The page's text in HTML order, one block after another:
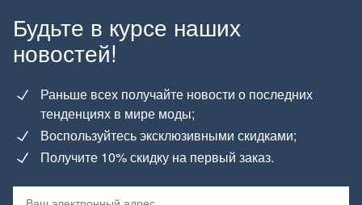
Будьте в курсе наших
новостей!
Раньше всех получайте новости о последних
тенденциях в мире моды;
Воспользуйтесь эксклюзивными скидками;
Получите 10% скидку на первый заказ.